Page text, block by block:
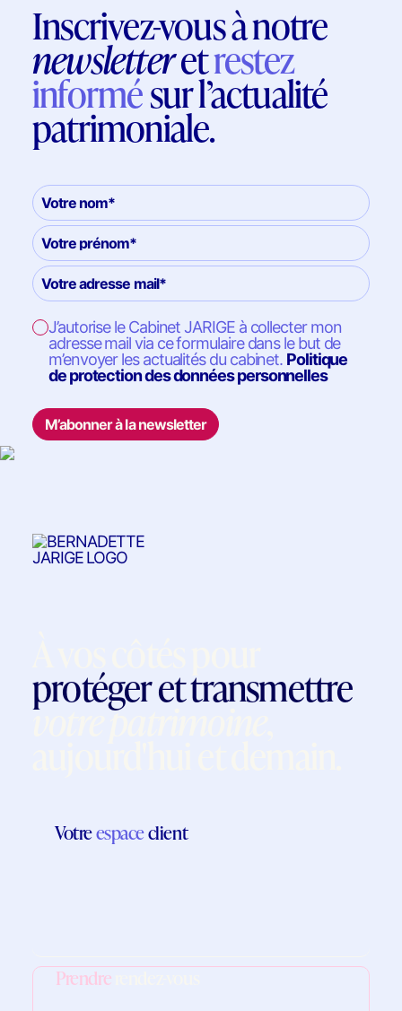
Inscrivez-vous à notre
newsletteretrestez
informésur l’actualité
patrimoniale.
J’autorise le Cabinet JARIGE à collecter mon
adresse mail via ce formulaire dans le but de
m’envoyer les actualités du cabinet. Politique
de protection des données personnelles
M’abonner à la newsletter
protéger et transmettre
votre patrimoine
Votreespaceclient
Prendre